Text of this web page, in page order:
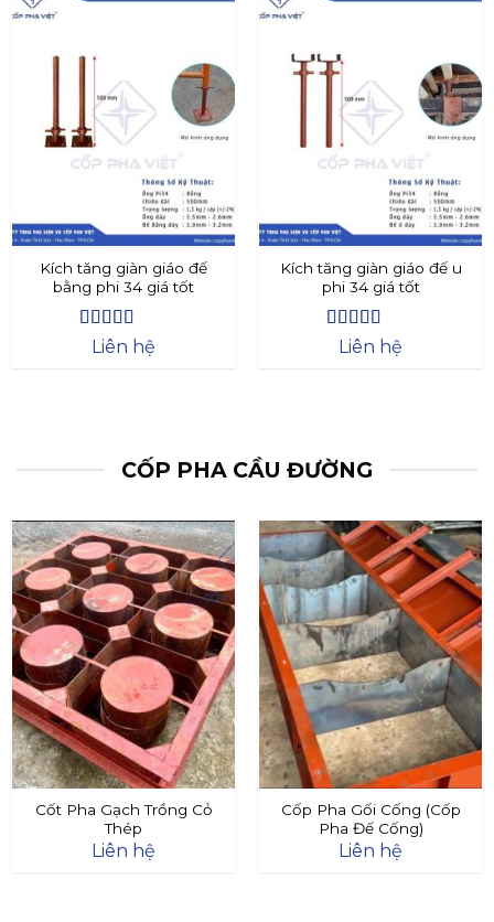
Kích tăng giàn giáo đế
bằng phi 34 giá tốt
Được xếp
5
Liên hệ
Kích tăng giàn giáo đế u
phi 34 giá tốt
Được xếp
5
Liên hệ
CỐP PHA CẦU ĐƯỜNG
Cốt Pha Gạch Trồng Cỏ
Thép
Liên hệ
Cốp Pha Gối Cống (Cốp
Pha Đế Cống)
Liên hệ